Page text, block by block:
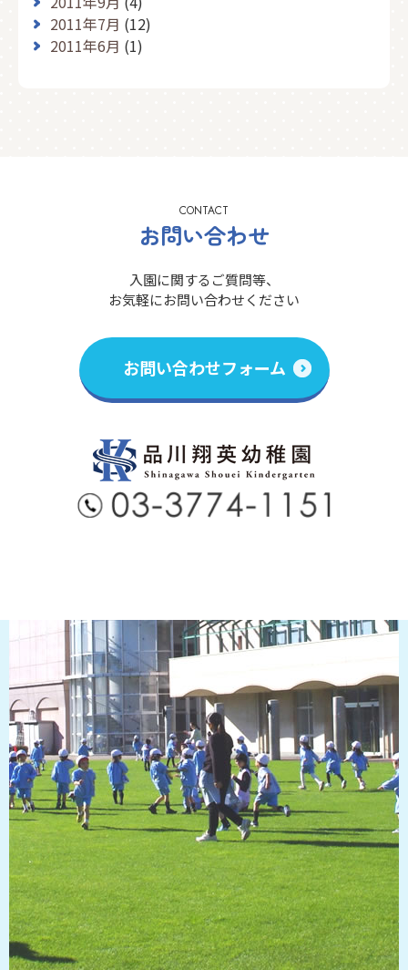
2011年7月 (12)
2011年6月 (1)
CONTACT
お問い合わせ
入園に関するご質問等、
お気軽にお問い合わせください
お問い合わせフォーム